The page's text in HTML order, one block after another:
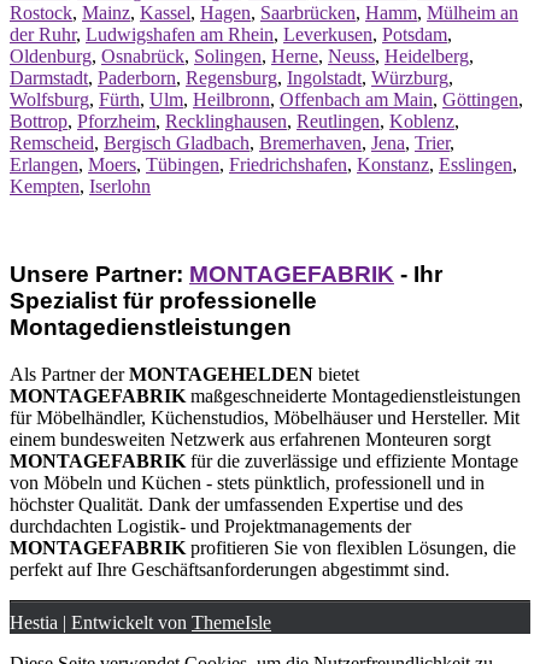
Rostock, Mainz, Kassel, Hagen, Saarbrücken, Hamm, Mülheim an
der Ruhr, Ludwigshafen am Rhein, Leverkusen, Potsdam,
Oldenburg, Osnabrück, Solingen, Herne, Neuss, Heidelberg,
Darmstadt, Paderborn, Regensburg, Ingolstadt, Würzburg,
Wolfsburg, Fürth, Ulm, Heilbronn, Offenbach am Main, Göttingen,
Bottrop, Pforzheim, Recklinghausen, Reutlingen, Koblenz,
Remscheid, Bergisch Gladbach, Bremerhaven, Jena, Trier,
Erlangen, Moers, Tübingen, Friedrichshafen, Konstanz, Esslingen,
Kempten, Iserlohn
Unsere Partner: MONTAGEFABRIK - Ihr
Spezialist für professionelle
Montagedienstleistungen
Als Partner derMONTAGEHELDEN bietet
MONTAGEFABRIK maßgeschneiderte Montagedienstleistungen
für Möbelhändler, Küchenstudios, Möbelhäuser und Hersteller. Mit
einem bundesweiten Netzwerk aus erfahrenen Monteuren sorgt
MONTAGEFABRIK für die zuverlässige und effiziente Montage
von Möbeln und Küchen - stets pünktlich, professionell und in
höchster Qualität. Dank der umfassenden Expertise und des
durchdachten Logistik- und Projektmanagements der
MONTAGEFABRIK profitieren Sie von flexiblen Lösungen, die
perfekt auf Ihre Geschäftsanforderungen abgestimmt sind.
Hestia | Entwickelt von ThemeIsle